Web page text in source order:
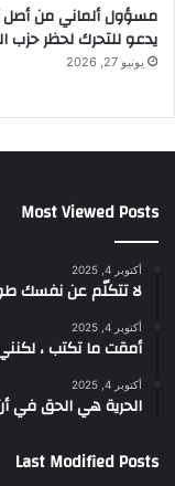
مسؤول ألماني من أصل
يدعو للتحرك لحظر حزب
يونيو 27, 2026
Most Viewed Posts
أكتوبر 4, 2025
لا تتكلّم عن نفسك
أكتوبر 4, 2025
أمقت ما تكتب ،
أكتوبر 4, 2025
الحرية هي الحق في
Last Modified Posts